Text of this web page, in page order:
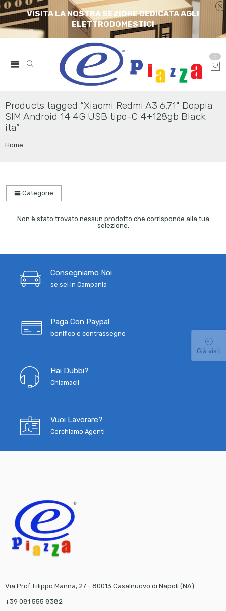
VISITA LA NOSTRA SEZIONE DEDICATA AGLI
ELETTRODOMESTICI
0
Products tagged “Xiaomi Redmi A3 6.71" Doppia
SIM Android 14 4G USB tipo-C 4+128gb Black
ita”
Home
Categorie
Non è stato trovato nessun prodotto che corrisponde alla tua
selezione.
Consegniamo Noi
se sei in Campania
Paga Con Paypal
bonifico e contrassegno
Hai Dubbi?
Chiamaci!
Vuoi Lavorare?
Cerchiamo Agenti
Via Prof. Filippo Manna, 27 - 80013 Casalnuovo di Napoli (NA)
+39 081 555 8382
Già visti